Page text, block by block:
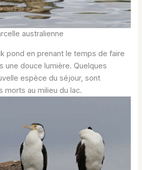
australienne
pond en prenant le temps de faire
une douce lumière. Quelques
espèce du séjour, sont
morts au milieu du lac.